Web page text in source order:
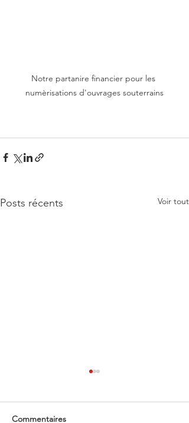
Notre partanire financier pour les
numèrisations d'ouvrages souterrains
Posts récents Voir tout
Commentaires